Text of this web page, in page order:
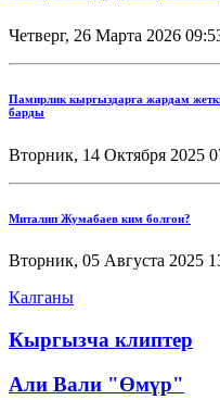
Четверг, 26 Марта 2026
Памирлик кыргыздарга жардам
барды
Вторник, 14 Октября 2025
Миталип Жумабаев ким болгон?
Вторник, 05 Августа 2025
Калганы
Кыргызча клиптер
Али Вали "Өмүр"